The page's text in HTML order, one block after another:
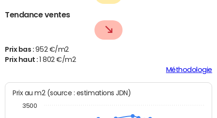
Tendance ventes
Prix bas : 952 €/m2
Prix haut :
1 802 €/m2
Méthodologie
Prix au m2 (source : estimations JDN)
3500